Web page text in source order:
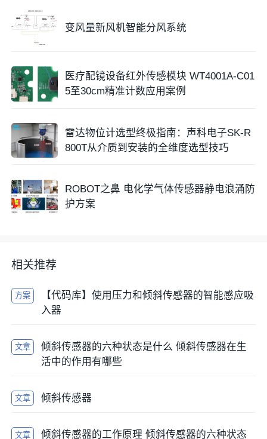
变风量新风机智能分风系统
医疗配镜设备红外传感模块 WT4001A-C01
5至30cm精准计数应用案例
雷达物位计选型终极指南：声科电子SK-R
800T从介质到安装的全维度选型技巧
ROBOT之鼻 电化学气体传感器静电浪涌防
护方案
相关推荐
方案
【代码库】使用压力和倾斜传感器的智能感应吸
入器
文章
倾斜传感器的六种状态是什么 倾斜传感器在生
活中的作用有哪些
文章 倾斜传感器
文章 倾斜传感器的工作原理 倾斜传感器的六种状态